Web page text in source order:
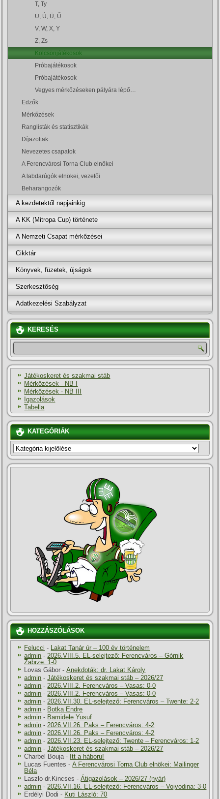
T, Ty
U, Ú, Ü, Ű
V, W, X, Y
Z, Zs
Kölcsönjátékosok
Próbajátékosok
Próbajátékosok
Vegyes mérkőzéseken pályára lépő…
Edzők
Mérkőzések
Ranglisták és statisztikák
Dí­jazottak
Nevezetes csapatok
A Ferencvárosi Torna Club elnökei
A labdarúgók elnökei, vezetői
Beharangozók
A kezdetektől napjainkig
A KK (Mitropa Cup) története
A Nemzeti Csapat mérkőzései
Cikktár
Könyvek, füzetek, újságok
Szerkesztőség
Adatkezelési Szabályzat
KERESÉS
Játékoskeret és szakmai stáb
Mérkőzések - NB I
Mérkőzések - NB III
Igazolások
Tabella
KATEGÓRIÁK
KATEGÓRIÁK
HOZZÁSZÓLÁSOK
Felucci - Lakat Tanár úr – 100 év történelem
admin -2026.VIII.5. EL-selejtező: Ferencváros – Górnik
Zabrze: 1-0
Lovas Gábor -Anekdoták: dr. Lakat Károly
admin -Játékoskeret és szakmai stáb – 2026/27
admin -2026.VIII.2. Ferencváros – Vasas: 0-0
admin -2026.VIII.2. Ferencváros – Vasas: 0-0
admin -2026.VII.30. EL-selejtező: Ferencváros – Twente: 2-2
admin - Botka Endre
admin - Bamidele Yusuf
admin -2026.VII.26. Paks – Ferencváros: 4-2
admin -2026.VII.26. Paks – Ferencváros: 4-2
admin -2026.VII.23. EL-selejtező: Twente – Ferencváros: 1-2
admin -Játékoskeret és szakmai stáb – 2026/27
Charbel Bouja- Itt a háboru!
Lucas Fuentes -A Ferencvárosi Torna Club elnökei: Mailinger
Béla
Laszlo dr.Kincses -Átigazolások – 2026/27 (nyár)
admin -2026.VII.16. EL-selejtező: Ferencváros – Vojvodina: 3-0
Erdélyi Dodi - Kuti László: 70